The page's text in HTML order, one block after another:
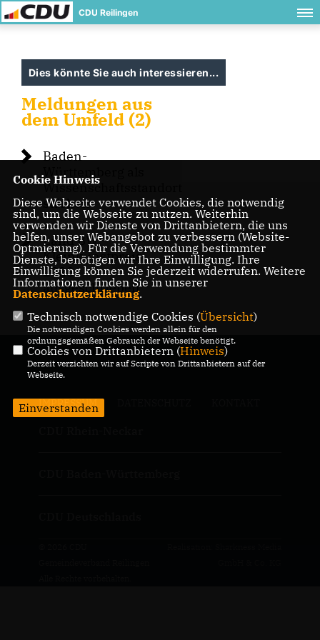
CDU Reilingen
Dies könnte Sie auch interessieren...
Meldungen aus
dem Umfeld (2)
Baden-
Württemberg als
Wissenschaftsstandort
stärken
Land BW:
Kleinkunstpreis
2023
ausgeschrieben
IMPRESSUM
Cookie Hinweis
Diese Webseite verwendet Cookies, die notwendig
sind, um die Webseite zu nutzen. Weiterhin
verwenden wir Dienste von Drittanbietern, die uns
helfen, unser Webangebot zu verbessern (Website-
Optmierung). Für die Verwendung bestimmter
Dienste, benötigen wir Ihre Einwilligung. Ihre
Einwilligung können Sie jederzeit widerrufen. Weitere
Informationen finden Sie in unserer
Datenschutzerklärung.
Technisch notwendige Cookies (Übersicht)
Die notwendigen Cookies werden allein für den
ordnungsgemäßen Gebrauch der Webseite benötigt.
Cookies von Drittanbietern (Hinweis)
Derzeit verzichten wir auf Scripte von Drittanbietern auf der
Webseite.
Einverstanden